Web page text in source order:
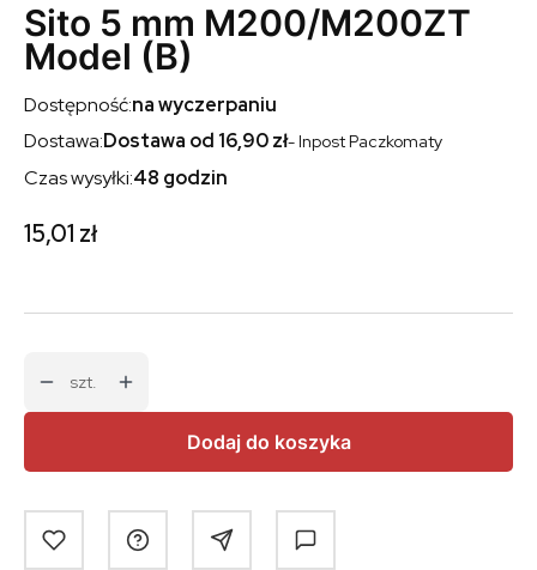
Sito 5 mm M200/M200ZT
Model (B)
Dostępność:na wyczerpaniu
Dostawa:Dostawa od 16,90 zł- Inpost Paczkomaty
Czas wysyłki:48 godzin
Cena
15,01 zł
szt.
Dodaj do koszyka